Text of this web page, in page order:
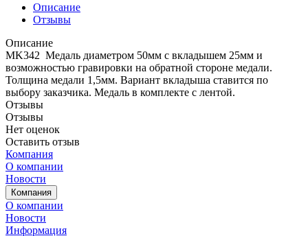
Описание
Отзывы
Описание
MK342 Медаль диаметром 50мм с вкладышем 25мм и
возможностью гравировки на обратной стороне медали.
Толщина медали 1,5мм. Вариант вкладыша ставится по
выбору заказчика. Медаль в комплекте с лентой.
Отзывы
Отзывы
Нет оценок
Оставить отзыв
Компания
О компании
Новости
Компания
О компании
Новости
Информация